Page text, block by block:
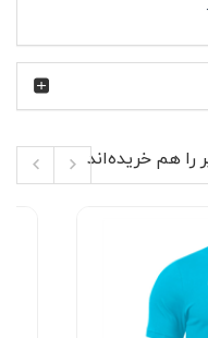
گرما.
همزمان تجربه کنید!
انتخاب کنید و به کمد
را هم خریده‌اند